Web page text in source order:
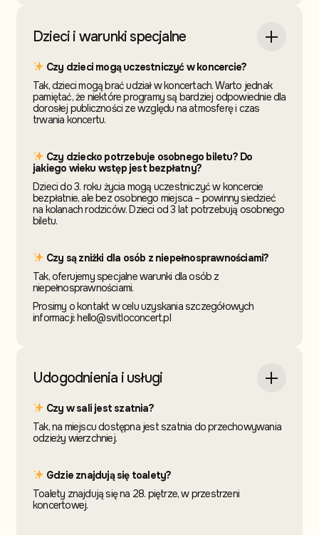
Dzieci i warunki specjalne
Czy dzieci mogą uczestniczyć w koncercie?
Tak, dzieci mogą brać udział w koncertach. Warto jednak
pamiętać, że niektóre programy są bardziej odpowiednie dla
dorosłej publiczności ze względu na atmosferę i czas
trwania koncertu.
Czy dziecko potrzebuje osobnego biletu? Do
jakiego wieku wstęp jest bezpłatny?
Dzieci do 3. roku życia mogą uczestniczyć w koncercie
bezpłatnie, ale bez osobnego miejsca – powinny siedzieć
na kolanach rodziców. Dzieci od 3 lat potrzebują osobnego
biletu.
Czy są zniżki dla osób z niepełnosprawnościami?
Tak, oferujemy specjalne warunki dla osób z
niepełnosprawnościami.
Prosimy o kontakt w celu uzyskania szczegółowych
informacji: hello@svitloconcert.pl
Udogodnienia i usługi
Czy w sali jest szatnia?
Tak, na miejscu dostępna jest szatnia do przechowywania
odzieży wierzchniej.
Gdzie znajdują się toalety?
Toalety znajdują się na 28. piętrze, w przestrzeni
koncertowej.